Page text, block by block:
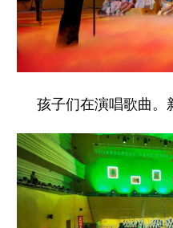
浙江 安徽
山东 河南
陕西 甘肃
新疆 内蒙古
孩子们在演唱歌曲。